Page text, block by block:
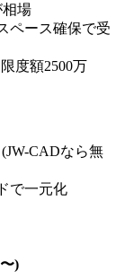
相場
ペース確保で受
度額2500万
CADなら無
で一元化
)